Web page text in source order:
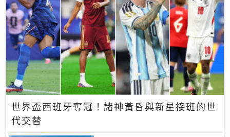
世界盃西班牙奪冠！諸神黃昏與新星接班的世
代交替